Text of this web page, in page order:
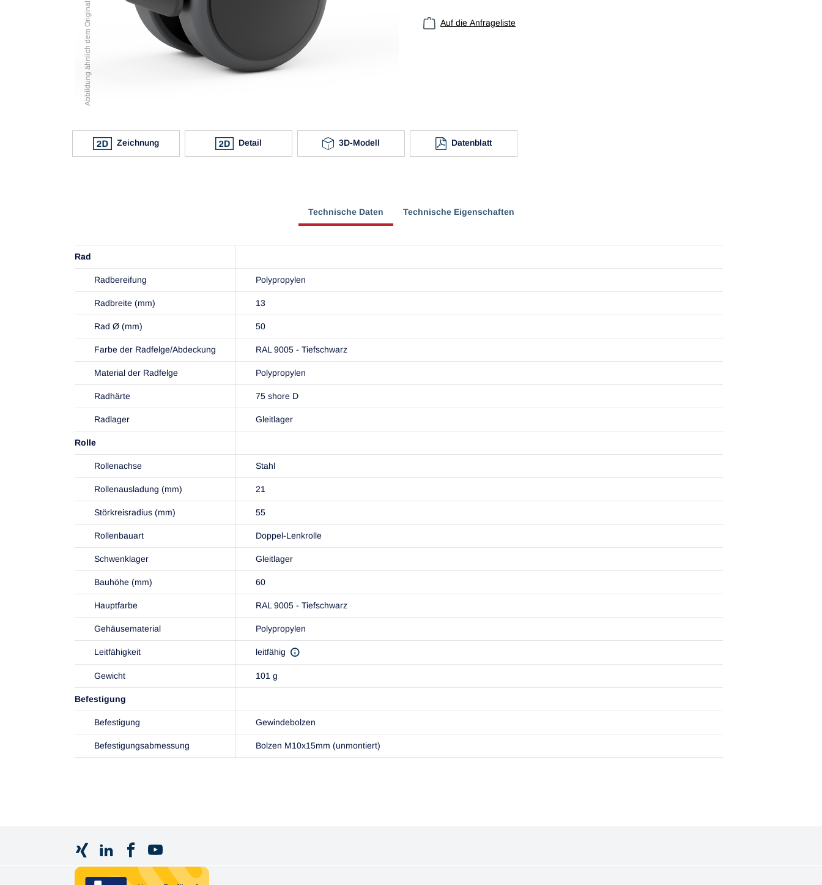
Abbildung ähnlich dem Original Auf die Anfrageliste
Zeichnung Detail 3D-Modell Datenblatt
Technische Daten Technische Eigenschaften
Rad
Radbereifung Polypropylen
Radbreite (mm) 13
Rad Ø (mm) 50
Farbe der Radfelge/Abdeckung RAL 9005 - Tiefschwarz
Material der Radfelge Polypropylen
Radhärte 75 shore D
Radlager Gleitlager
Rolle
Rollenachse Stahl
Rollenausladung (mm) 21
Störkreisradius (mm) 55
Rollenbauart Doppel-Lenkrolle
Schwenklager Gleitlager
Bauhöhe (mm) 60
Hauptfarbe RAL 9005 - Tiefschwarz
Gehäusematerial Polypropylen
Leitfähigkeit leitfähig
Gewicht 101 g
Befestigung
Befestigung Gewindebolzen
Befestigungsabmessung Bolzen M10x15mm (unmontiert)